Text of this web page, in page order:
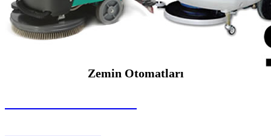
Zemin Otomatları